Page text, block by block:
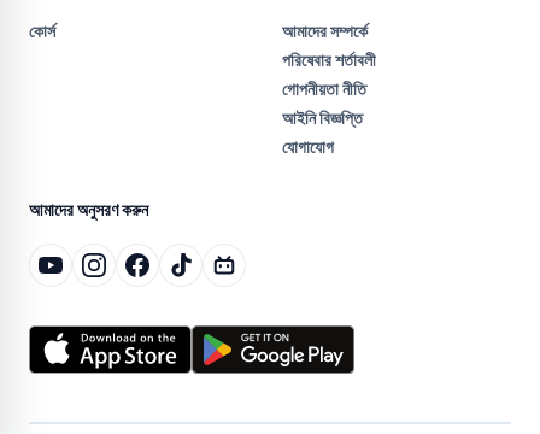
কোর্স
আমাদের সম্পর্কে
পরিষেবার শর্তাবলী
গোপনীয়তা নীতি
আইনি বিজ্ঞপ্তি
যোগাযোগ
আমাদের অনুসরণ করুন